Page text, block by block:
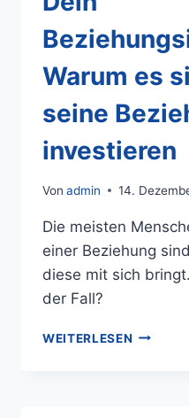
Warum es
seine
investieren
Von admin 14.
Die meisten
einer Beziehung
diese mit sich
der Fall?
WEITERLESEN